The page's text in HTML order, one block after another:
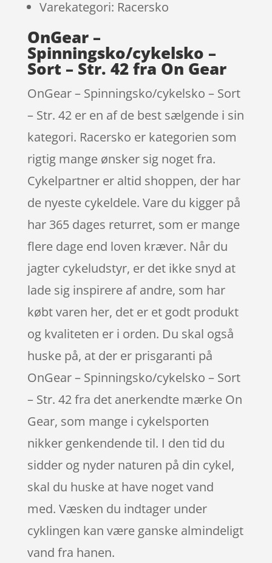
Varekategori: Racersko
OnGear –
Spinningsko/cykelsko –
Sort – Str. 42 fra On Gear
OnGear – Spinningsko/cykelsko – Sort
– Str. 42 er en af de best sælgende i sin
kategori. Racersko er kategorien som
rigtig mange ønsker sig noget fra.
Cykelpartner er altid shoppen, der har
de nyeste cykeldele. Vare du kigger på
har 365 dages returret, som er mange
flere dage end loven kræver. Når du
jagter cykeludstyr, er det ikke snyd at
lade sig inspirere af andre, som har
købt varen her, det er et godt produkt
og kvaliteten er i orden. Du skal også
huske på, at der er prisgaranti på
OnGear – Spinningsko/cykelsko – Sort
– Str. 42 fra det anerkendte mærke On
Gear, som mange i cykelsporten
nikker genkendende til. I den tid du
sidder og nyder naturen på din cykel,
skal du huske at have noget vand
med. Væsken du indtager under
cyklingen kan være ganske almindeligt
vand fra hanen.